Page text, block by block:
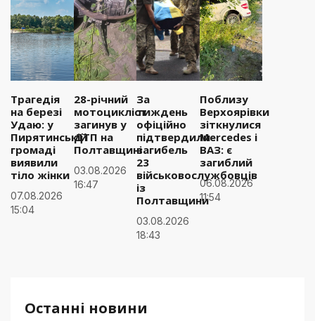
Останні новини
Трагедія
на березі
Удаю: у
Пирятинській
громаді
виявили
тіло жінки
07.08.2026
15:04
28-річний
мотоцикліст
загинув у
ДТП на
Полтавщині
03.08.2026
16:47
За
тиждень
офіційно
підтвердили
загибель
23
військовослужбовців
із
Полтавщини
03.08.2026
18:43
Поблизу
Верхоярівки
зіткнулися
Mercedes і
ВАЗ: є
загиблий
06.08.2026
11:54